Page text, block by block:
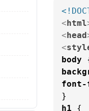
<html
<head
<
body
font-
h1